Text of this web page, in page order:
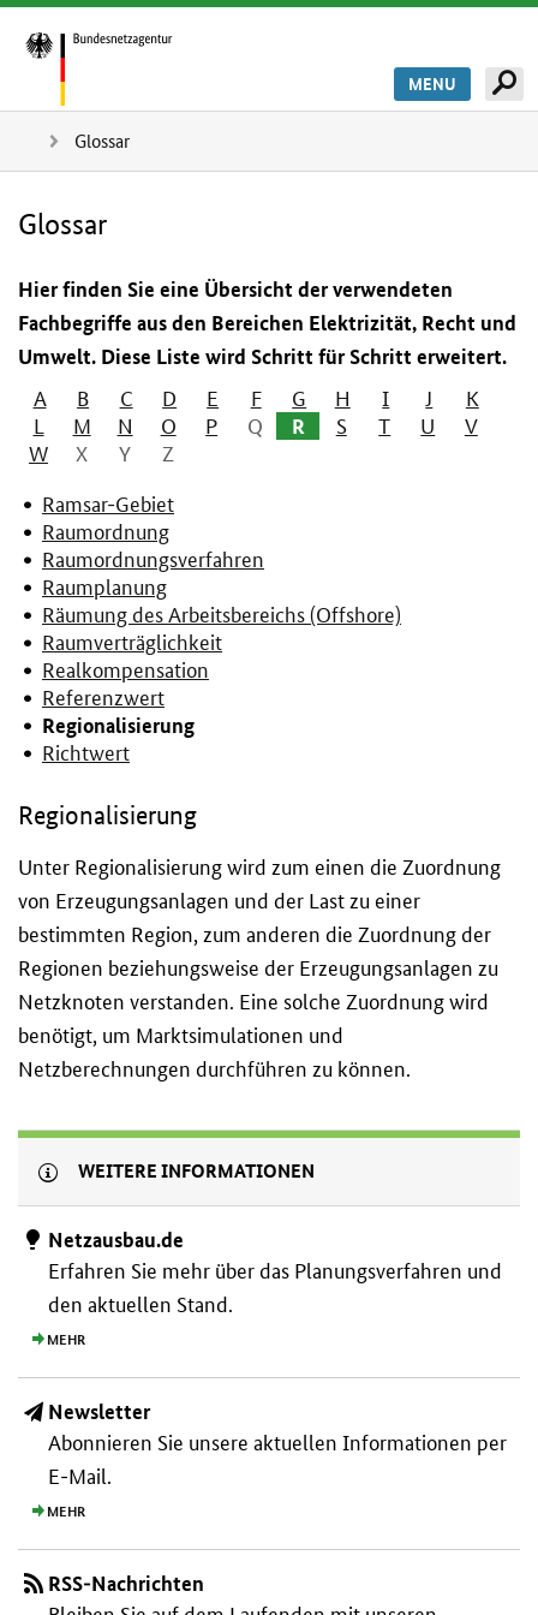
MENU
Glossar
Glossar
Hier finden Sie eine Übersicht der verwendeten
Fachbegriffe aus den Bereichen Elektrizität, Recht und
Umwelt. Diese Liste wird Schritt für Schritt erweitert.
A
B C D E F G H I J
K
L
M N O P Q R S T U
V
W
X Y Z
Ramsar-Gebiet
Raumordnung
Raumordnungsverfahren
Raumplanung
Räumung des Arbeitsbereichs (Offshore)
Raumverträglichkeit
Realkompensation
Referenzwert
Regionalisierung
Richtwert
Regionalisierung
Unter Regionalisierung wird zum einen die Zuordnung
von Erzeugungsanlagen und der Last zu einer
bestimmten Region, zum anderen die Zuordnung der
Regionen beziehungsweise der Erzeugungsanlagen zu
Netzknoten verstanden. Eine solche Zuordnung wird
benötigt, um Marktsimulationen und
Netzberechnungen durchführen zu können.
WEITERE INFORMATIONEN
Netzausbau.de
Erfahren Sie mehr über das Planungs­verfahren und
den aktuellen Stand.
MEHR
Newsletter
Abonnieren Sie unsere aktuellen Informationen per
E-Mail.
MEHR
RSS-Nachrichten